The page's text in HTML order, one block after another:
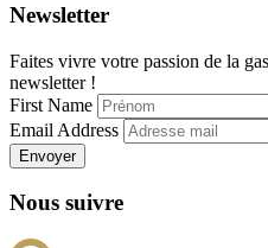
Newsletter
Faites vivre votre passion de la
newsletter !
First Name
Email Address
Envoyer
Nous suivre